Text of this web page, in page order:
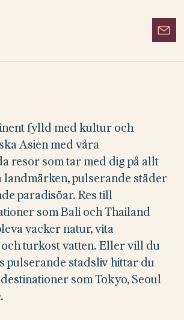
fylld med kultur och
Asien med våra
resor som tar med dig på allt
landmärken, pulserande städer
paradisöar. Res till
som Bali och Thailand
vacker natur, vita
turkost vatten. Eller vill du
pulserande stadsliv hittar du
som Tokyo, Seoul